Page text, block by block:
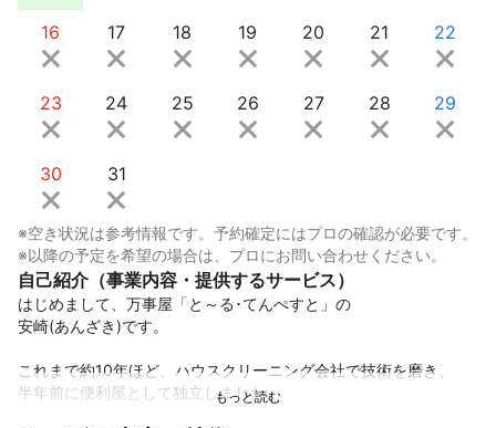
16 17 18 19 20 21 22
23 24 25 26 27 28 29
30 31
※空き状況は参考情報です。予約確定にはプロの確認が必要です。
※以降の予定を希望の場合は、プロにお問い合わせください。
自己紹介（事業内容・提供するサービス）
はじめまして、万事屋「と～る･てんぺすと」の
安崎(あんざき)です。
これまで約10年ほど、ハウスクリーニング会社で技術を磨き、
半年前に便利屋として独立しました。